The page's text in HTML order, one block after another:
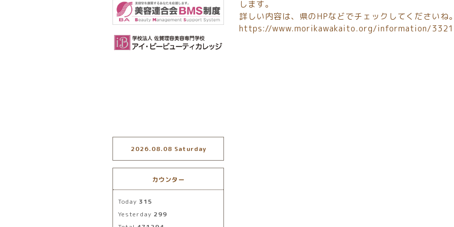
します。
詳しい内容は、県のHPなどでチェックしてくださいね
https://www.morikawakaito.org/information/
2026.08.08 Saturday
カウンター
Today 315
Yesterday 299